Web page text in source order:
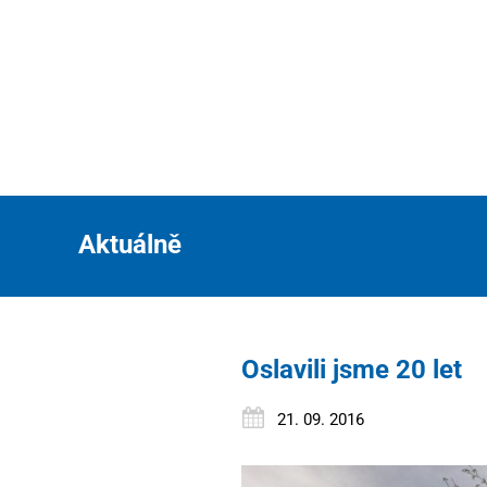
Aktuálně
Oslavili jsme 20 let
21. 09. 2016